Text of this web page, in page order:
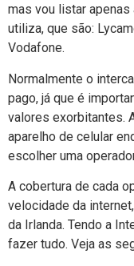
mas vou listar
utiliza, que são:
Vodafone.
Normalmente o
pago, já que é
valores exorbitantes.
aparelho de celular
escolher uma
A cobertura de cada
velocidade da
da Irlanda. Tendo a
fazer tudo. Veja as